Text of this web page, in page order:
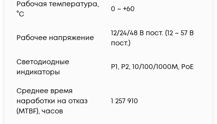
Рабочая температура,
°С
0 ~ +60
Рабочее напряжение
12/24/48 В пост. (12 ~ 57 В
пост.)
Светодиодные
индикаторы
P1, P2, 10/100/1000M, PoE
Среднее время
наработки на отказ
(MTBF), часов
1 257 910